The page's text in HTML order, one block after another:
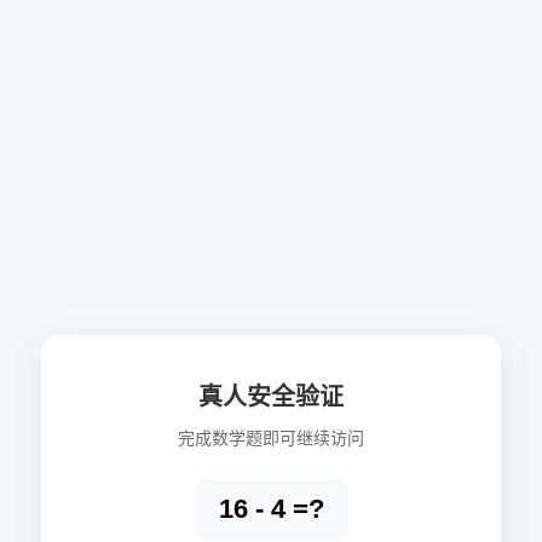
真人安全验证
完成数学题即可继续访问
16 - 4 =?